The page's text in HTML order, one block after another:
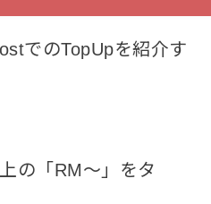
でのTopUpを紹介す
の「RM〜」をタ